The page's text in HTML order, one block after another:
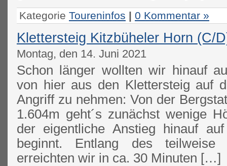
Kategorie Toureninfos | 0 Kommentar »
Klettersteig Kitzbüheler Horn (C/
Montag, den 14. Juni 2021
Schon länger wollten wir hinauf
von hier aus den Klettersteig auf
Angriff zu nehmen: Von der
1.604m geht´s zunächst wenige
der eigentliche Anstieg hinauf
beginnt. Entlang des teilweise
erreichten wir in ca. 30 Minuten […]